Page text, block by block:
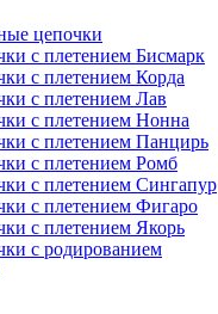
цепочки
с плетением Бисмарк
с плетением Корда
с плетением Лав
с плетением Нонна
с плетением Панцирь
с плетением Ромб
с плетением Сингапур
с плетением Фигаро
с плетением Якорь
с родированием